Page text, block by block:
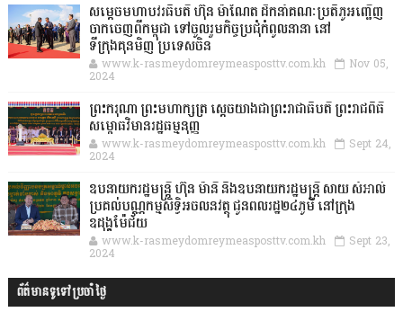
សម្តេចមហាបវរធិបតី ហ៊ុន ម៉ាណែត ដឹកនាំគណៈប្រតិភូអញ្ជើញ
ចាកចេញពីកម្ពុជា ទៅចូលរួមកិច្ចប្រជុំកំពូលនានា នៅ
ទីក្រុងគុនមិញ ប្រទេសចិន
www.k-rasmeydomreymeasposttv.com.kh Nov 05,
2024
ព្រះករុណា ព្រះមហាក្សត្រ ស្តេចយាងជាព្រះរាជាធិបតី ព្រះរាជពិធី
សម្ពោធវិមានរដ្ឋធម្មនុញ្ញ
www.k-rasmeydomreymeasposttv.com.kh Sept 24,
2024
ឧបនាយករដ្ឋមន្ដ្រី ហ៊ុន ម៉ានី និងឧបនាយករដ្ឋមន្ដ្រី សាយ សំអាល់
ប្រគល់បណ្ណកម្មសិទ្ធិអចលនវត្ថុ ជូនពលរដ្ឋ២៤ភូមិ នៅក្រុង
ឧដុង្គម៉ែជ័យ
www.k-rasmeydomreymeasposttv.com.kh Sept 23,
2024
ព័ត៌មានទូទៅប្រចាំថ្ងៃ